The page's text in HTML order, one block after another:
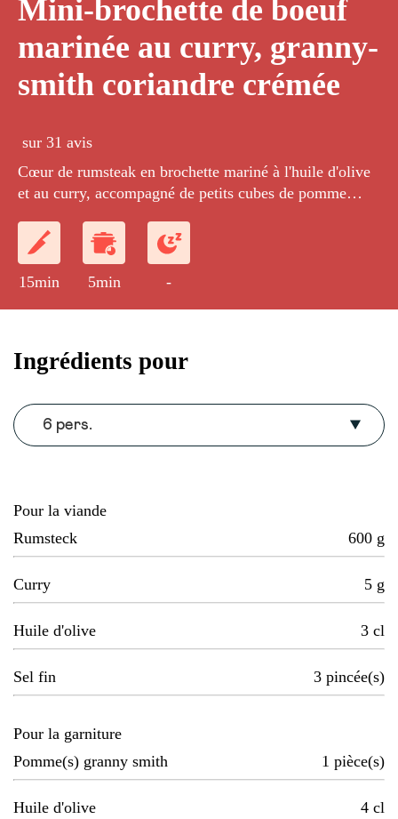
Mini-brochette de boeuf
marinée au curry, granny-
smith coriandre crémée
sur 31 avis
Cœur de rumsteak en brochette mariné à l'huile d'olive
et au curry, accompagné de petits cubes de pomme
15min 5min -
Ingrédients pour
6 pers.
Pour la viande
Rumsteck
600 g
Curry 5 g
Huile d'olive 3 cl
Sel fin 3 pincée(s)
Pour la garniture
Pomme(s) granny smith
1 pièce(s)
Huile d'olive 4 cl